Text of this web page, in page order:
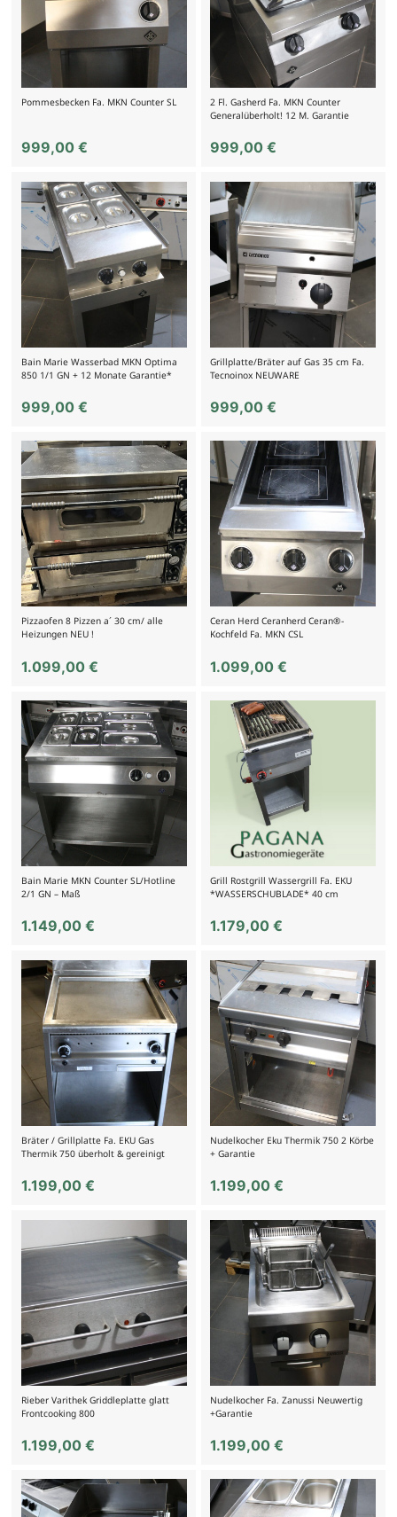
Pommesbecken Fa. MKN Counter SL
999,00 €
2 Fl. Gasherd Fa. MKN Counter
Generalüberholt! 12 M. Garantie
999,00€
Bain Marie Wasserbad MKN Optima
850 1/1 GN + 12 Monate Garantie*
999,00 €
Grillplatte/Bräter auf Gas 35 cm Fa.
Tecnoinox NEUWARE
999,00€
Pizzaofen 8 Pizzen a´ 30 cm/ alle
Heizungen NEU !
1.099,00 €
Ceran Herd Ceranherd Ceran®-
Kochfeld Fa. MKN CSL
1.099,00€
Bain Marie MKN Counter SL/Hotline
2/1 GN – Maß
1.149,00 €
Grill Rostgrill Wassergrill Fa. EKU
*WASSERSCHUBLADE* 40 cm
1.179,00€
Bräter / Grillplatte Fa. EKU Gas
Thermik 750 überholt & gereinigt
1.199,00 €
Nudelkocher Eku Thermik 750 2 Körbe
+ Garantie
1.199,00€
Rieber Varithek Griddleplatte glatt
Frontcooking 800
1.199,00 €
Nudelkocher Fa. Zanussi Neuwertig
+Garantie
1.199,00€